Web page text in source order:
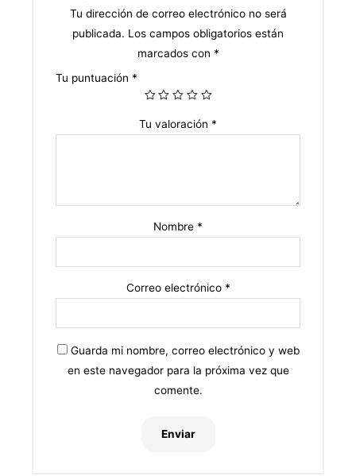
Tu dirección de correo electrónico no será
publicada. Los campos obligatorios están
marcados con *
Tu puntuación *
Tu valoración *
Nombre *
Correo electrónico *
Guarda mi nombre, correo electrónico y web
en este navegador para la próxima vez que
comente.